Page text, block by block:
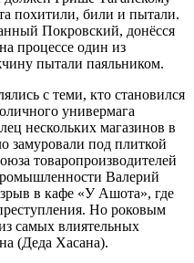
похитили, били и пытали.
Покровский, донёсся
процессе один из
пытали паяльником.
с теми, кто становился
универмага
нескольких магазинов в
замуровали под плиткой
товаропроизводителей
Валерий
в кафе «У Ашота», где
Но роковым
самых влиятельных
(Деда Хасана).